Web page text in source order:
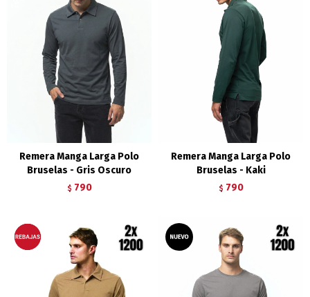
Remera Manga Larga Polo
Bruselas - Gris Oscuro
$ 790
Remera Manga Larga Polo
Bruselas - Kaki
$ 790